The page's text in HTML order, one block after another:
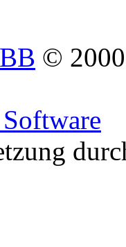
©